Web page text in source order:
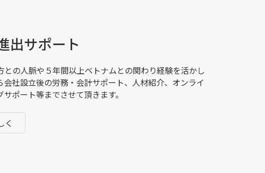
出サポート
との人脈や５年間以上ベトナムとの関わり経験を活かし
会社設立後の労務・会計サポート、人材紹介、オンライ
ポート等までさせて頂きます。
く